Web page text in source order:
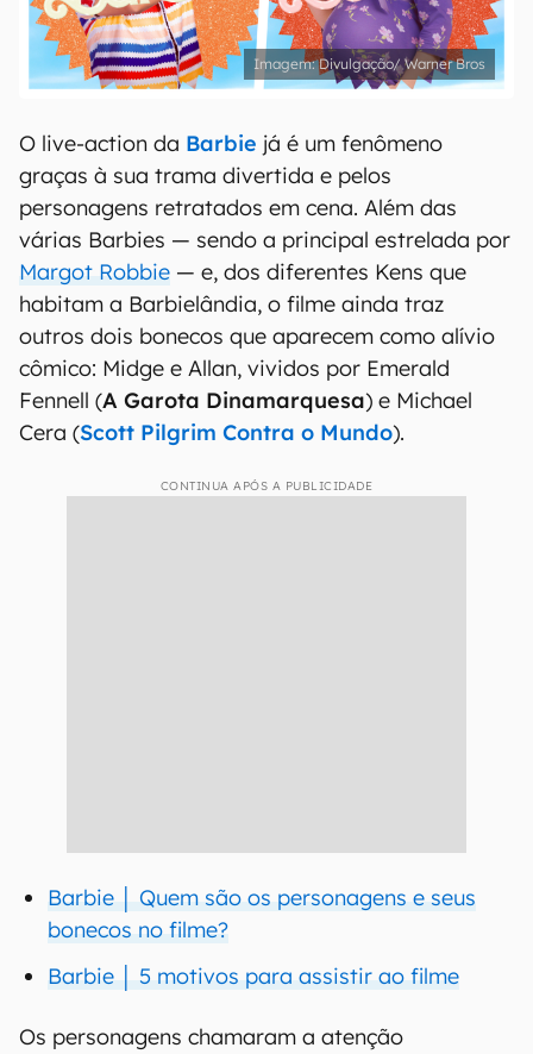
Divulgação/ Warner Bros
O live-action da Barbie já é um fenômeno
graças à sua trama divertida e pelos
personagens retratados em cena. Além das
várias Barbies — sendo a principal estrelada por
Margot Robbie — e, dos diferentes Kens que
habitam a Barbielândia, o filme ainda traz
outros dois bonecos que aparecem como alívio
cômico: Midge e Allan, vividos por Emerald
Fennell (A Garota Dinamarquesa) e Michael
Cera (Scott Pilgrim Contra o Mundo).
CONTINUA APÓS A PUBLICIDADE
Barbie │ Quem são os personagens e seus
bonecos no filme?
Barbie │ 5 motivos para assistir ao filme
Os personagens chamaram a atenção